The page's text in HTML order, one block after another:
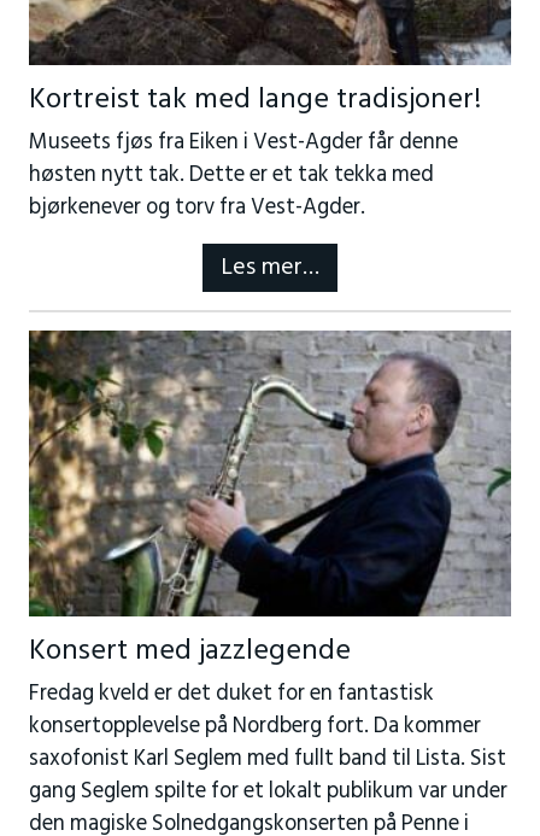
Kortreist tak med lange tradisjoner!
Museets fjøs fra Eiken i Vest-Agder får denne
høsten nytt tak. Dette er et tak tekka med
bjørkenever og torv fra Vest-Agder.
Les mer…
Konsert med jazzlegende
Fredag kveld er det duket for en fantastisk
konsertopplevelse på Nordberg fort. Da kommer
saxofonist Karl Seglem med fullt band til Lista. Sist
gang Seglem spilte for et lokalt publikum var under
den magiske Solnedgangskonserten på Penne i